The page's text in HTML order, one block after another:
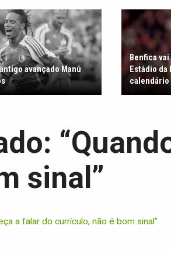
avançado Manú
Benfica
Estádio
calendário
sinal”
a falar do currículo, não é bom sinal”